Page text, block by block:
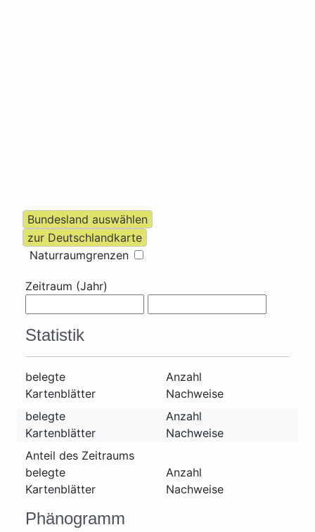
Naturraumgrenzen
Zeitraum (Jahr)
Statistik
belegte
Kartenblätter
Anzahl
Nachweise
belegte
Kartenblätter
Anzahl
Nachweise
Anteil des Zeitraums
belegte
Kartenblätter
Anzahl
Nachweise
Phänogramm